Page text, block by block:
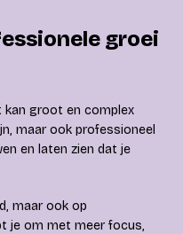
groei
kan groot en complex
maar ook professioneel
en laten zien dat je
maar ook op
je om met meer focus,